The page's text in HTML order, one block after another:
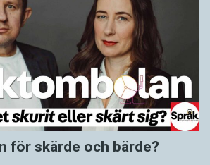
för skärde och bärde?